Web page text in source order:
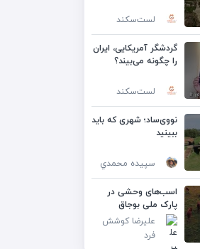
لست‌سکند
گردشگر آمریکایی، ایران
را چگونه می‌بیند؟
لست‌سکند
نووی‌ساد؛ شهری که باید
ببینید
سپيده محمدي
اسب‌های وحشی در
پارک ملی بوجاق
علیرضا کوشش
فرد